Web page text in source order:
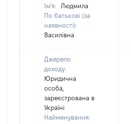
Ім'я:
Людмила
По батькові (за
наявності):
Василівна
Джерело
доходу:
Юридична
особа,
зареєстрована в
Україні
Найменування: